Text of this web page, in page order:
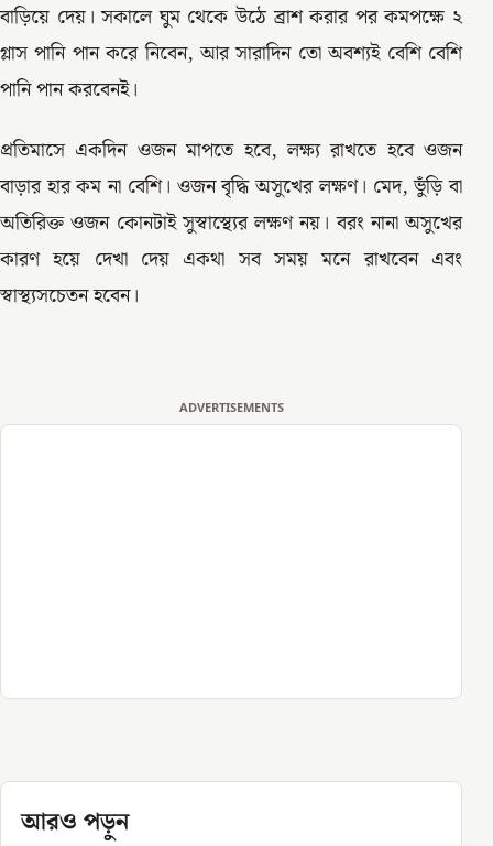
বাড়িয়ে দেয়। সকালে ঘুম থেকে উঠে ব্রাশ করার পর কমপক্ষে ২
গ্লাস পানি পান করে নিবেন, আর সারাদিন তো অবশ্যই বেশি বেশি
পানি পান করবেনই।
প্রতিমাসে একদিন ওজন মাপতে হবে, লক্ষ্য রাখতে হবে ওজন
বাড়ার হার কম না বেশি। ওজন বৃদ্ধি অসুখের লক্ষণ। মেদ, ভুঁড়ি বা
অতিরিক্ত ওজন কোনটাই সুস্বাস্থ্যের লক্ষণ নয়। বরং নানা অসুখের
কারণ হয়ে দেখা দেয় একথা সব সময় মনে রাখবেন এবং
স্বাস্থ্যসচেতন হবেন।
ADVERTISEMENTS
আরও পড়ুন